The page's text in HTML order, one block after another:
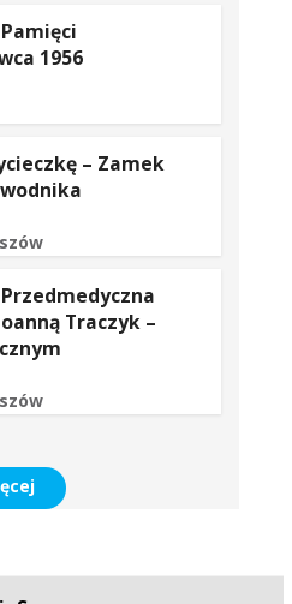
1956
– Zamek
Traczyk –